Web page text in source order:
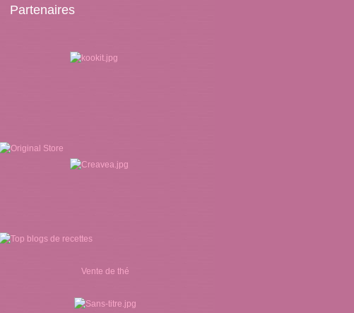
Partenaires
Vente de thé